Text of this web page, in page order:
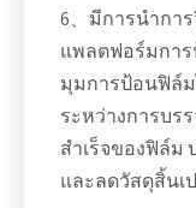
6、มีการนำกา
แพลตฟอร์มการ
มุมการป้อนฟิล์
ระหว่างการบร
สำเร็จของฟิล์ม
และลดวัสดุสิ้นเ